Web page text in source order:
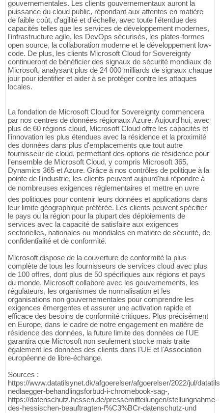
gouvernementales. Les clients gouvernementaux auront la
puissance du cloud public, répondant aux attentes en matière
de faible coût, d'agilité et d'échelle, avec toute l'étendue des
capacités telles que les services de développement modernes,
l'infrastructure agile, les DevOps sécurisés, les plates-formes
open source, la collaboration moderne et le développement low-
code. De plus, les clients Microsoft Cloud for Sovereignty
continueront de bénéficier des signaux de sécurité mondiaux de
Microsoft, analysant plus de 24 000 milliards de signaux chaque
jour pour identifier et aider à se protéger contre les attaques
locales.
La fondation de Microsoft Cloud for Sovereignty commencera
par nos centres de données régionaux Azure. Aujourd'hui, avec
plus de 60 régions cloud, Microsoft Cloud offre les capacités et
l'innovation les plus étendues avec la résidence et la proximité
des données dans plus d'emplacements que tout autre
fournisseur de cloud, permettant des options de résidence pour
l'ensemble de Microsoft Cloud, y compris Microsoft 365,
Dynamics 365 et Azure. Grâce à nos contrôles de politique à la
pointe de l'industrie, les clients peuvent aujourd'hui répondre à
de nombreuses exigences réglementaires et mettre en uvre
des politiques pour contenir leurs données et applications dans
leur limite géographique préférée. Les clients peuvent spécifier
le pays ou la région pour la plupart des déploiements de
services avec la capacité de satisfaire aux exigences
sectorielles, nationales ou mondiales en matière de sécurité, de
confidentialité et de conformité.
Microsoft dispose de la couverture de conformité la plus
complète de tous les fournisseurs de services cloud avec plus
de 100 offres, dont plus de 50 spécifiques aux régions et pays
du monde. Microsoft collabore avec les gouvernements, les
régulateurs, les organismes de normalisation et les
organisations non gouvernementales pour comprendre les
exigences émergentes et assurer une activation rapide et
efficace des besoins de conformité critiques. Plus précisément
en Europe, dans le cadre de notre engagement en matière de
résidence des données, la future limite des données de l'UE
garantira que Microsoft non seulement stocke mais traite
également les données des clients dans l'UE et l'Association
européenne de libre-échange.
Sources :
https://www.datatilsynet.dk/afgoerelser/afgoerelser/2022/jul/
nedlaegger-behandlingsforbud-i-chromebook-sag-,
https://datenschutz.hessen.de/pressemitteilungen/stellungnahme-
des-hessischen-beauftragten-f%C3%BCr-datenschutz-und